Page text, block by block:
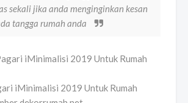
sekali jika anda menginginkan kesan
tangga rumah anda
iMinimalisi 2019 Untuk Rumah